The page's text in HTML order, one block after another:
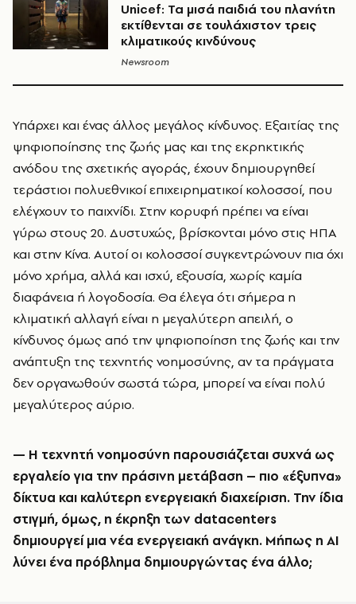
Unicef: Τα μισά παιδιά του πλανήτη
εκτίθενται σε τουλάχιστον τρεις
κλιματικούς κινδύνους
Newsroom
Υπάρχει και ένας άλλος μεγάλος κίνδυνος. Εξαιτίας της
ψηφιοποίησης της ζωής μας και της εκρηκτικής
ανόδου της σχετικής αγοράς, έχουν δημιουργηθεί
τεράστιοι πολυεθνικοί επιχειρηματικοί κολοσσοί, που
ελέγχουν το παιχνίδι. Στην κορυφή πρέπει να είναι
γύρω στους 20. Δυστυχώς, βρίσκονται μόνο στις ΗΠΑ
και στην Κίνα. Αυτοί οι κολοσσοί συγκεντρώνουν πια όχι
μόνο χρήμα, αλλά και ισχύ, εξουσία, χωρίς καμία
διαφάνεια ή λογοδοσία. Θα έλεγα ότι σήμερα η
κλιματική αλλαγή είναι η μεγαλύτερη απειλή, ο
κίνδυνος όμως από την ψηφιοποίηση της ζωής και την
ανάπτυξη της τεχνητής νοημοσύνης, αν τα πράγματα
δεν οργανωθούν σωστά τώρα, μπορεί να είναι πολύ
μεγαλύτερος αύριο.
— Η τεχνητή νοημοσύνη παρουσιάζεται συχνά ως
εργαλείο για την πράσινη μετάβαση – πιο «έξυπνα»
δίκτυα και καλύτερη ενεργειακή διαχείριση. Την ίδια
στιγμή, όμως, η έκρηξη των datacenters
δημιουργεί μια νέα ενεργειακή ανάγκη. Μήπως η AI
λύνει ένα πρόβλημα δημιουργώντας ένα άλλο;